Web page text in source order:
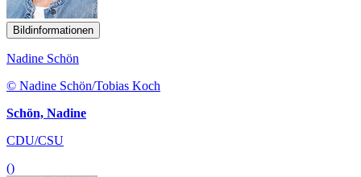
Bildinformationen
Nadine Schön
© Nadine Schön/Tobias Koch
Schön, Nadine
CDU/CSU
()